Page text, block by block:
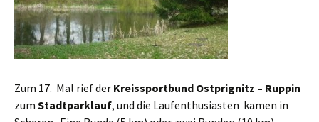
Zum 17. Mal rief der Kreissportbund Ostprignitz – Ruppin
zum Stadtparklauf, und die Laufenthusiasten kamen in